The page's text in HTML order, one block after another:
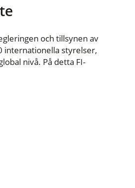
och tillsynen av
internationella styrelser,
nivå. På detta FI-